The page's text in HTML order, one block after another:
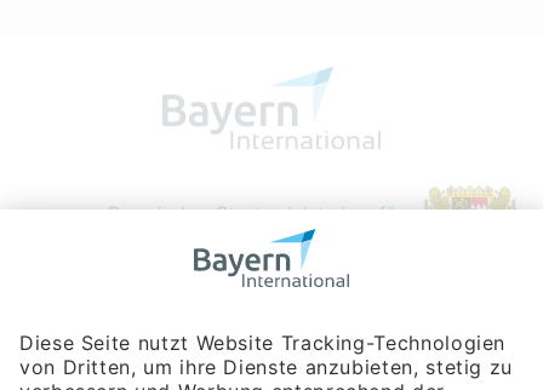
Bayerische Gesellschaft für Internationale
Rosenheimer Str. 143C
81671 München